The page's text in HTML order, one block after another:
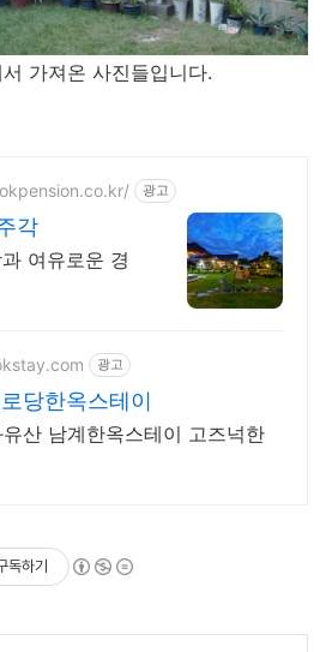
서 가져온 사진들입니다.
광고
각
여유로운 경
광고
당한옥스테이
산 남계한옥스테이 고즈넉한
독하기